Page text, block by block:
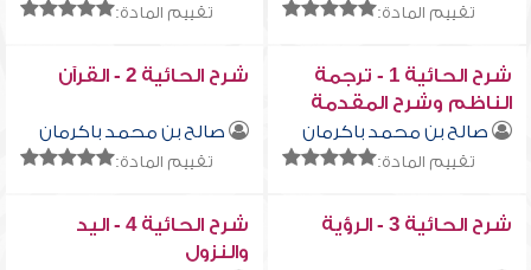
تقييم المادة: تقييم المادة:
شرح الحائية 1 - ترجمة
الناظم وشرح المقدمة
صالح بن محمد باكرمان
تقييم المادة:
شرح الحائية 2 - القرآن
صالح بن محمد باكرمان
تقييم المادة:
شرح الحائية 3 - الرؤية
شرح الحائية 4 - اليد
والنزول